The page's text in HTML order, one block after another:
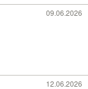
09.06.2026
12.06.2026